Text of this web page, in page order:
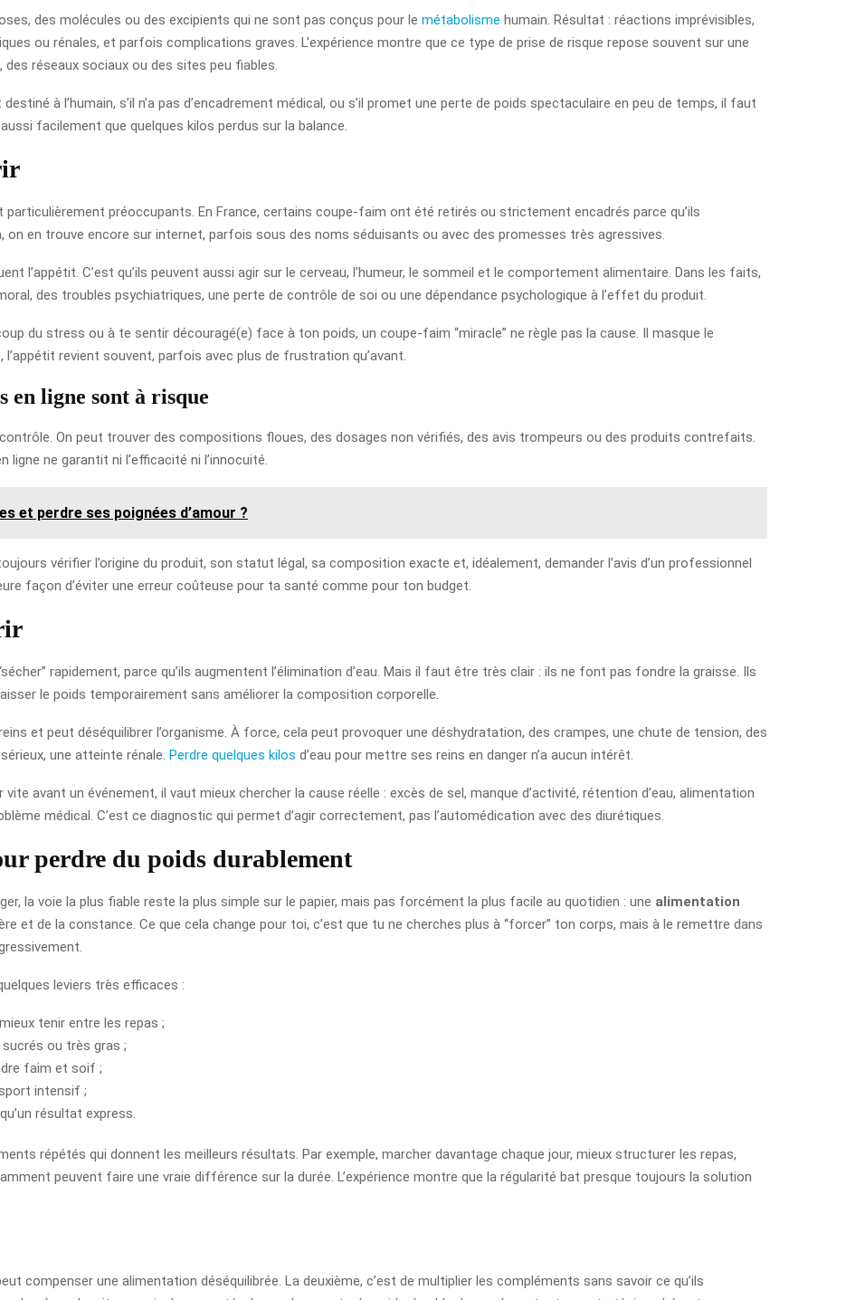
des molécules ou des excipients qui ne sont pas conçus pour le métabolisme humain. Résultat : réactions imprévisibles,
ou rénales, et parfois complications graves. L’expérience montre que ce type de prise de risque repose souvent sur une
réseaux sociaux ou des sites peu fiables.
à l’humain, s’il n’a pas d’encadrement médical, ou s’il promet une perte de poids spectaculaire en peu de temps, il faut
facilement que quelques kilos perdus sur la balance.
préoccupants. En France, certains coupe-faim ont été retirés ou strictement encadrés parce qu’ils
en trouve encore sur internet, parfois sous des noms séduisants ou avec des promesses très agressives.
l’appétit. C’est qu’ils peuvent aussi agir sur le cerveau, l’humeur, le sommeil et le comportement alimentaire. Dans les faits,
des troubles psychiatriques, une perte de contrôle de soi ou une dépendance psychologique à l’effet du produit.
du stress ou à te sentir découragé(e) face à ton poids, un coupe-faim “miracle” ne règle pas la cause. Il masque le
revient souvent, parfois avec plus de frustration qu’avant.
en ligne sont à risque
On peut trouver des compositions floues, des dosages non vérifiés, des avis trompeurs ou des produits contrefaits.
ligne ne garantit ni l’efficacité ni l’innocuité.
et perdre ses poignées d’amour ?
vérifier l’origine du produit, son statut légal, sa composition exacte et, idéalement, demander l’avis d’un professionnel
façon d’éviter une erreur coûteuse pour ta santé comme pour ton budget.
rapidement, parce qu’ils augmentent l’élimination d’eau. Mais il faut être très clair : ils ne font pas fondre la graisse. Ils
le poids temporairement sans améliorer la composition corporelle.
et peut déséquilibrer l’organisme. À force, cela peut provoquer une déshydratation, des crampes, une chute de tension, des
une atteinte rénale. Perdre quelques kilos d’eau pour mettre ses reins en danger n’a aucun intérêt.
avant un événement, il vaut mieux chercher la cause réelle : excès de sel, manque d’activité, rétention d’eau, alimentation
médical. C’est ce diagnostic qui permet d’agir correctement, pas l’automédication avec des diurétiques.
perdre du poids durablement
la voie la plus fiable reste la plus simple sur le papier, mais pas forcément la plus facile au quotidien : une alimentation
et de la constance. Ce que cela change pour toi, c’est que tu ne cherches plus à “forcer” ton corps, mais à le remettre dans
leviers très efficaces :
tenir entre les repas ;
ou très gras ;
faim et soif ;
intensif ;
résultat express.
répétés qui donnent les meilleurs résultats. Par exemple, marcher davantage chaque jour, mieux structurer les repas,
peuvent faire une vraie différence sur la durée. L’expérience montre que la régularité bat presque toujours la solution
compenser une alimentation déséquilibrée. La deuxième, c’est de multiplier les compléments sans savoir ce qu’ils